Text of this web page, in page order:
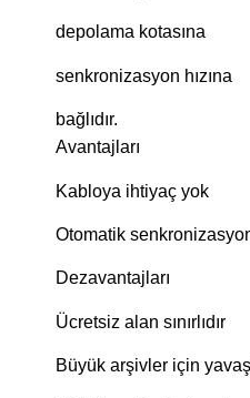
depolama kotasına
senkronizasyon hızına
bağlıdır.
Avantajları
Kabloya ihtiyaç yok
Otomatik
Dezavantajları
Ücretsiz alan sınırlıdır
Büyük arşivler için